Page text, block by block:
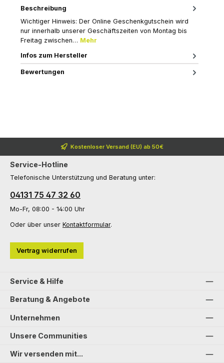
Beschreibung
Wichtiger Hinweis: Der Online Geschenkgutschein wird
nur innerhalb unserer Geschäftszeiten von Montag bis
Freitag zwischen… Mehr
Infos zum Hersteller
Bewertungen
Kostenloser Versand (EU) ab 50€
Service-Hotline
Telefonische Unterstützung und Beratung unter:
04131 75 47 32 60
Mo-Fr, 08:00 - 14:00 Uhr
Oder über unser Kontaktformular.
Vertrag widerrufen
Service & Hilfe
Beratung & Angebote
Unternehmen
Unsere Communities
Wir versenden mit...